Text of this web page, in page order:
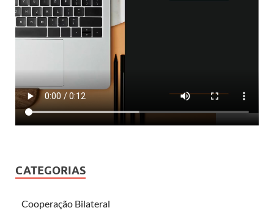
CATEGORIAS
Cooperação Bilateral